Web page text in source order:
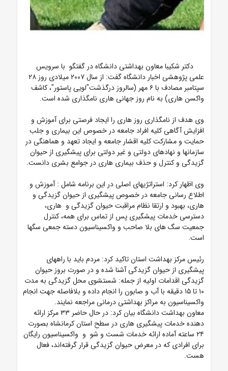
دکتر شکیبا معاون بهداشتی دانشگاه در گفتگو با سرویس
علمی پژوهشی اخبار دانشگاه گفت: از سال ۲۰۰۷ میلادی روز ۲۸
سپتامبر مصادف با ۶ مهر (سالروز درگذشت"لویی پاستور"، کاشف
واکسن هاری) به نام روز جهانی هاری نامگذاری شده است.
وی هدف از نامگذاری روز هاری را ایجاد فرصتی برای آموزش و
افزایش آگاهی کلیه افراد جامعه در خصوص این بیماری و جلب
حمایت و مشارکت کلیه اقشار جامعه و ایجاد تعهد و هماهنگی در
سازمانها و نهادهای دولتی و غیر دولتی برای پیشگیری از حیوان
گزیدگی و کنترل و حذف بیماری هاری در جوامع بشری دانست.
وی اظهار کرد: استراتژیهای اصلی در این برنامه شامل : آموزش و
اطلاع رسانی جامعه در خصوص پیشگیری از حیوان گزیدگی و
هاری، بهبود و ارتقا نظام مراقبت حیوان گزیدگی و هاری،
دسترسی خدمات پیشگیری پس از تماس برای همه، کنترل
جمعیت سگ های بلا صاحب و واکسیناسیون دسته جمعی سگها
است.
رئیس مرکز بهداشت استان تاکید کرد: مردم باید با راههای
پیشگیری از حیوان گزیدگی آشنا شده و در صورت بروز حیوان
گزیدگی اقدامات اولیه از جمله: شستشوی محل گزیدگی به مدت
۱۰ تا ۱۵ دقیقه با آب و صابون را انجام داده و بلافاصله جهت انجام
واکسیناسیون به مراکز بهداشتی درمانی مراجعه نمایند.
معاون بهداشت دانشگاه بیان کرد: در حال حاضر ۳۳ مرکز ارائه
دهنده خدمات پیشگیری هاری در سطح استان کرمانشاه بصورت
۲۴ ساعته آماده ارائه خدمات شست و شو و واکسیناسیون رایگان
برای افرادی که در معرض حیوان گزیدگی قرار گرفته‌اند، فعال
هست.